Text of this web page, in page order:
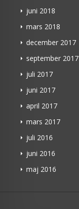
juni 2018
mars 2018
december 2017
september 2017
juli 2017
juni 2017
april 2017
mars 2017
juli 2016
juni 2016
maj 2016